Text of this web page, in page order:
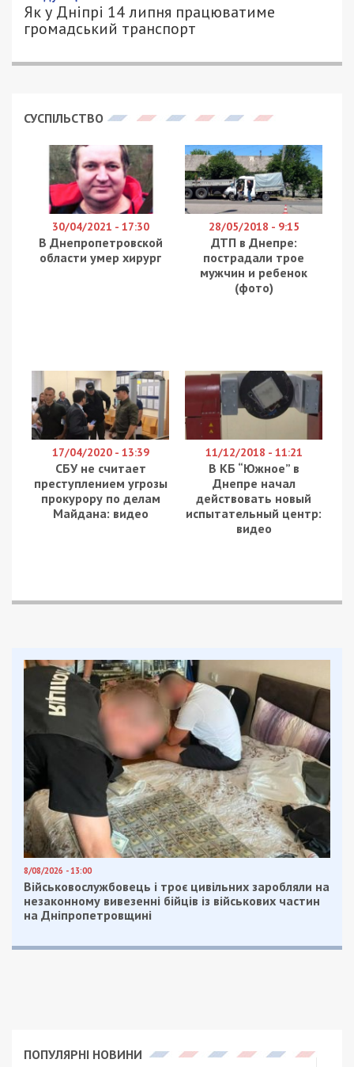
Як у Дніпрі 14 липня працюватиме
громадський транспорт
СУСПІЛЬСТВО
30/04/2021 - 17:30
В Днепропетровской
области умер хирург
28/05/2018 - 9:15
ДТП в Днепре:
пострадали трое
мужчин и ребенок
(фото)
17/04/2020 - 13:39
СБУ не считает
преступлением угрозы
прокурору по делам
Майдана: видео
11/12/2018 - 11:21
В КБ “Южное” в
Днепре начал
действовать новый
испытательный центр:
видео
8/08/2026 - 13:00
Військовослужбовець і троє цивільних заробляли на
незаконному вивезенні бійців із військових частин
на Дніпропетровщині
ПОПУЛЯРНІ НОВИНИ